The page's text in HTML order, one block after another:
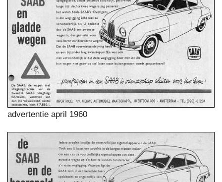
advertentie april 1960